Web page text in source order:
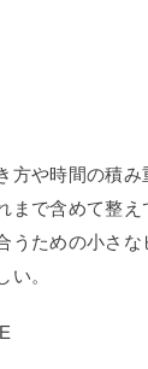
や時間の積
で含めて整
ための小さ
い。